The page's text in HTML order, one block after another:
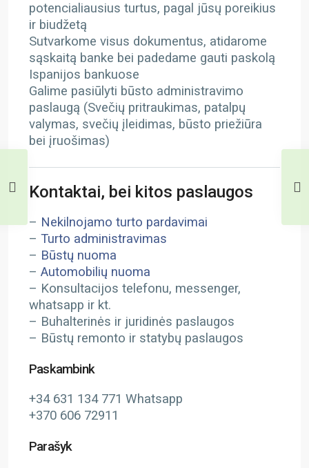
potencialiausius turtus, pagal jūsų poreikius
ir biudžetą
Sutvarkome visus dokumentus, atidarome
sąskaitą banke bei padedame gauti paskolą
Ispanijos bankuose
Galime pasiūlyti būsto administravimo
paslaugą (Svečių pritraukimas, patalpų
valymas, svečių įleidimas, būsto priežiūra
bei įruošimas)
Kontaktai, bei kitos paslaugos
– Nekilnojamo turto pardavimai
– Turto administravimas
– Būstų nuoma
– Automobilių nuoma
– Konsultacijos telefonu, messenger,
whatsapp ir kt.
– Buhalterinės ir juridinės paslaugos
– Būstų remonto ir statybų paslaugos
Paskambink
+34 631 134 771 Whatsapp
+370 606 72911
Parašyk